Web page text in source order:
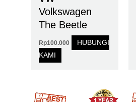
Volkswagen
The Beetle
Rp100.000
HUBUNGI
KAMI